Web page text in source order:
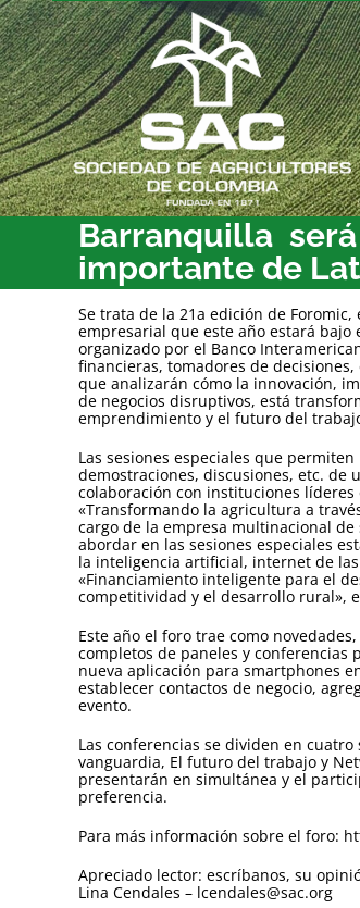
Saltar
al
contenido
Barranquilla
importante de
Se trata de la 21a edición de
empresarial que este año estará bajo
organizado por el Banco
financieras, tomadores de
que analizarán cómo la innovación,
de negocios disruptivos, está
emprendimiento y el futuro del
Las sesiones especiales que
demostraciones, discusiones, etc. de
colaboración con instituciones
«Transformando la agricultura a
cargo de la empresa multinacional de
abordar en las sesiones especiales
la inteligencia artificial, internet de
«Financiamiento inteligente para el
competitividad y el desarrollo rural»,
Este año el foro trae como
completos de paneles y conferencias
nueva aplicación para smartphones
establecer contactos de negocio,
evento.
Las conferencias se dividen en
vanguardia, El futuro del trabajo y
presentarán en simultánea y el
preferencia.
Para más información sobre el foro:
Apreciado lector: escríbanos, su
Lina Cendales – lcendales@sac.org